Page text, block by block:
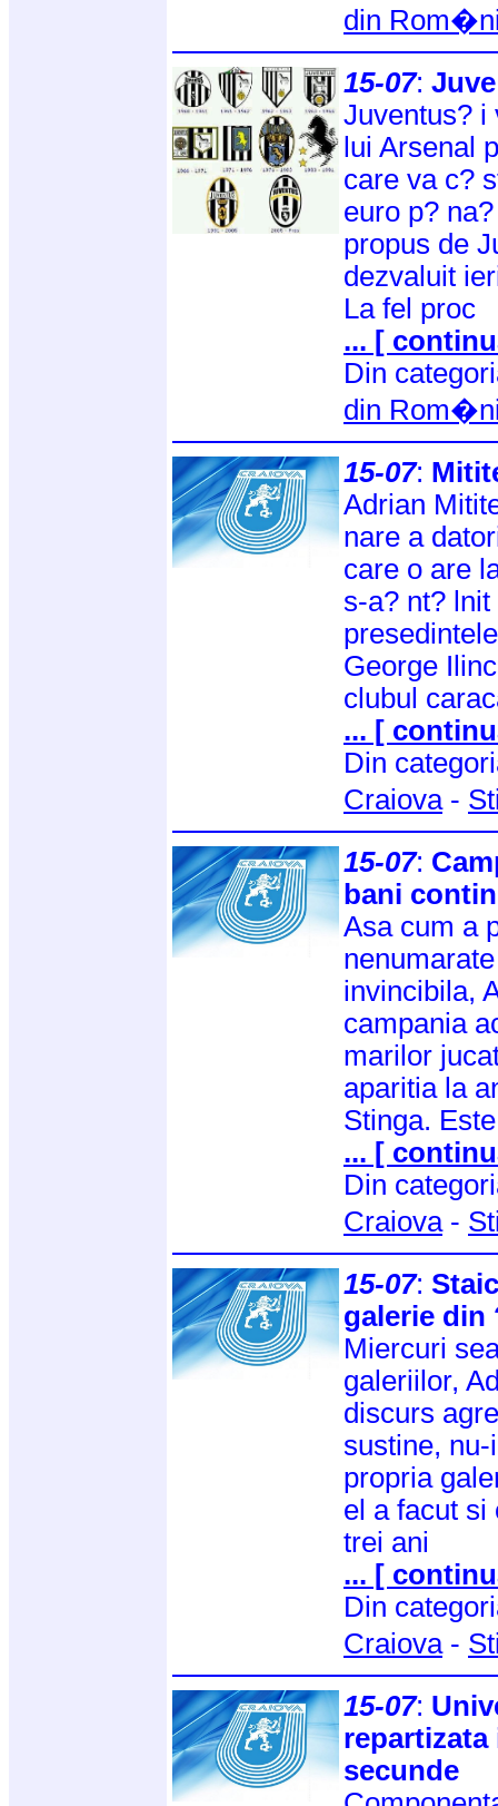
din
15-07:
Juventus? i
lui Arsenal
care va c?
euro p?
propus de
dezvaluit
La fel proc
... [
Din
din
15-07:
Adrian
nare a
care o are
s-a? nt?
George
clubul
... [
Din
Craiova-
15-07:
bani
Asa cum a
invincibila,
campania
marilor
aparitia la
Stinga.
... [
Din
Craiova-
15-07:
galerie din
Miercuri
galeriilor,
discurs
sustine,
propria
el a facut si
trei ani
... [
Din
Craiova-
15-07:
repartizata
secunde